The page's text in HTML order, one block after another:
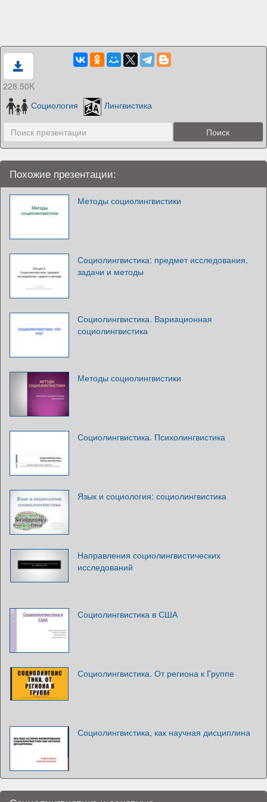
228.50K
Социология
Лингвистика
Похожие презентации:
Методы социолингвистики
Социолингвистика: предмет исследования,
задачи и методы
Социолингвистика. Вариационная
социолингвистика
Методы социолингвистики
Социолингвистика. Психолингвистика
Язык и социология: социолингвистика
Направления социолингвистических
исследований
Социолингвистика в США
Социолингвистика. От региона к Группе
Социолингвистика, как научная дисциплина